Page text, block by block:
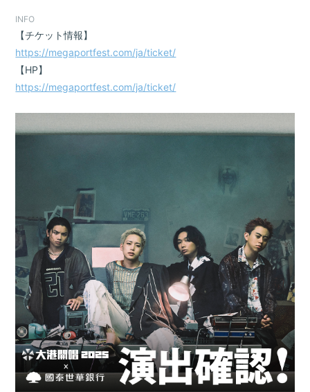
DISCOGRAPHY
CONTACT
会員登録 ログイン
INFO
【チケット情報】
https://megaportfest.com/ja/ticket/
【HP】
https://megaportfest.com/ja/ticket/